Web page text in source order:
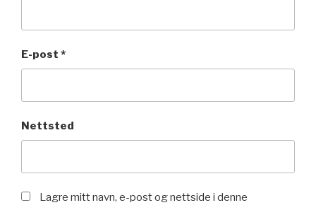
E-post *
Nettsted
Lagre mitt navn, e-post og nettside i denne